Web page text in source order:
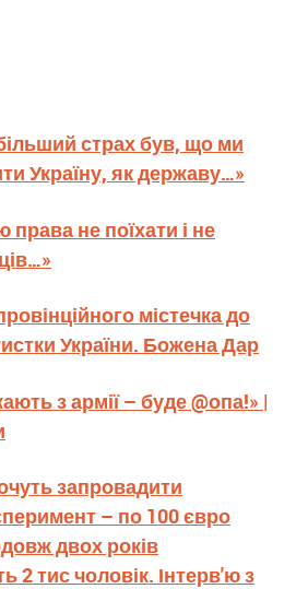
страх був, що ми
Україну, як державу…»
права не поїхати і не
містечка до
України. Божена Дар
з армії – буде @опа!» |
запровадити
– по 100 євро
двох років
2 тис чоловік. Інтерв'ю з